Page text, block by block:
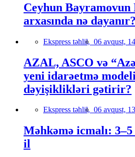
Ceyhun
arxasında nə dayanır?
Ekspress təhlil, 06 avqust,
AZAL, ASCO və
yeni idarəetmə
dəyişiklikləri gətirir?
Ekspress təhlil, 06 avqust,
Məhkəmə icmalı: 3–5
il